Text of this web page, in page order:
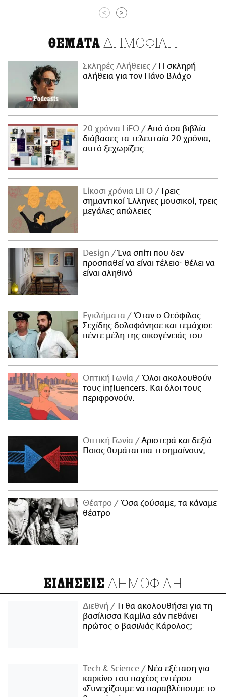
< >
ΘΕΜΑΤΑ ΔΗΜΟΦΙΛΗ
Σκληρές Αλήθειες
H σκληρή
αλήθεια για τον Πάνο Βλάχο
20 χρόνια LiFO
Από όσα βιβλία
διάβασες τα τελευταία 20 χρόνια,
αυτό ξεχωρίζεις
Είκοσι χρόνια LIFO
Tρεις
σημαντικοί Έλληνες μουσικοί, τρεις
μεγάλες απώλειες
Design
Ένα σπίτι που δεν
προσπαθεί να είναι τέλειο· θέλει να
είναι αληθινό
Εγκλήματα
Όταν ο Θεόφιλος
Σεχίδης δολοφόνησε και τεμάχισε
πέντε μέλη της οικογένειάς του
Οπτική Γωνία
Όλοι ακολουθούν
τους influencers. Και όλοι τους
περιφρονούν.
Οπτική Γωνία
Αριστερά και δεξιά:
Ποιος θυμάται πια τι σημαίνουν;
Θέατρο
Όσα ζούσαμε, τα κάναμε
θέατρο
ΕΙΔΗΣΕΙΣ ΔΗΜΟΦΙΛΗ
Διεθνή
Τι θα ακολουθήσει για τη
βασίλισσα Καμίλα εάν πεθάνει
πρώτος ο βασιλιάς Κάρολος;
Τech & Science
Νέα εξέταση για
καρκίνο του παχέος εντέρου:
«Συνεχίζουμε να παραβλέπουμε το